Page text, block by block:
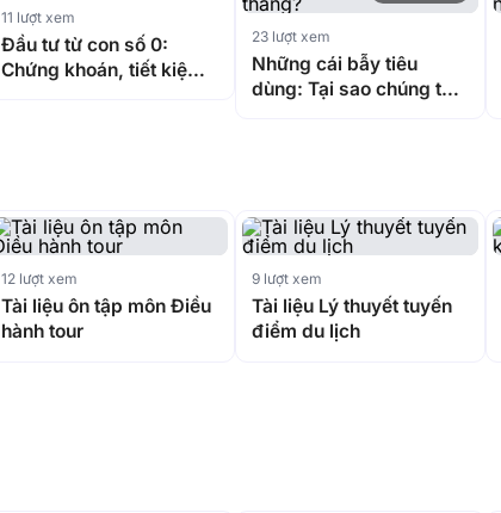
11 lượt xem
Đầu tư từ con số 0:
Chứng khoán, tiết kiệm
23 lượt xem
Những cái bẫy tiêu
dùng: Tại sao chúng ta
12 lượt xem
Tài liệu ôn tập môn Điều
hành tour
9 lượt xem
Tài liệu Lý thuyết tuyến
điểm du lịch